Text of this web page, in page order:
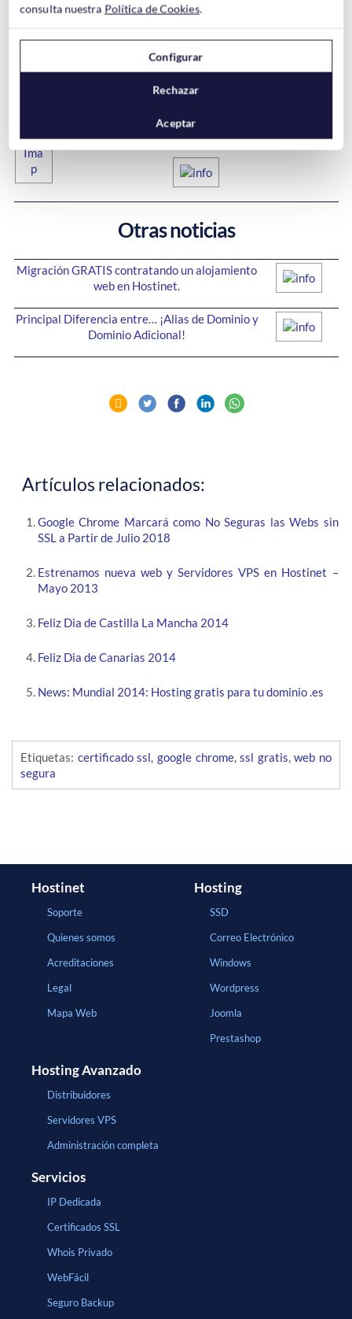
Muchos usuarios distribuyen sus emails en carpetas
estructura de carpetas queda guardada en el servidor,
de carpetas creada vuelve a mostrarse en el cliente de
¿Qué hacer si mi gestor no sincroniza las carpetas?
Otras noticias
Migración GRATIS contratando un alojamiento
web en Hostinet.
Principal Diferencia entre… ¡Alias de Dominio y
Dominio Adicional!
Artículos relacionados:
Google Chrome Marcará como No Seguras las Webs sin
SSL a Partir de Julio 2018
Estrenamos nueva web y Servidores VPS en Hostinet –
Mayo 2013
Feliz Dia de Castilla La Mancha 2014
Feliz Dia de Canarias 2014
News: Mundial 2014: Hosting gratis para tu dominio .es
Etiquetas: certificado ssl google chrome,ssl gratis ,web no
segura
Hostinet
Soporte
Quienes somos
Acreditaciones
Legal
Mapa Web
Hosting
SSD
Correo Electrónico
Windows
Wordpress
Joomla
Prestashop
Hosting Avanzado
Distribuidores
Servidores VPS
Administración completa
Servicios
IP Dedicada
Certificados SSL
Whois Privado
WebFácil
Seguro Backup
consulta nuestra Política de Cookies.
Configurar
Rechazar
Aceptar